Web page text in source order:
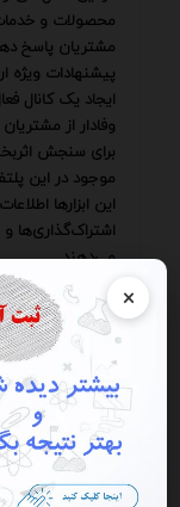
×
محصولات و
مشتریان پاسخ
پیشنهادات ویژه
ایجاد یک کانال
وفادار از
برای سنجش
موجود در این
این ابزارها
اشتراک‌گذاری‌ها
می‌دهند.
با تحلیل این
تبلیغاتی خود را
همچنین استفاده
می‌تواند به ما
پیدا کنیم و
بخشیم.
برای دستیابی به
در تلگرام باید
مخاطب هدف